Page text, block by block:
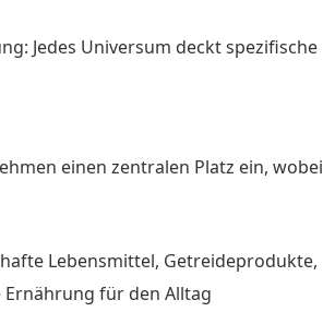
Jedes Universum deckt spezifische
einen zentralen Platz ein, wobei
Lebensmittel, Getreideprodukte,
für den Alltag